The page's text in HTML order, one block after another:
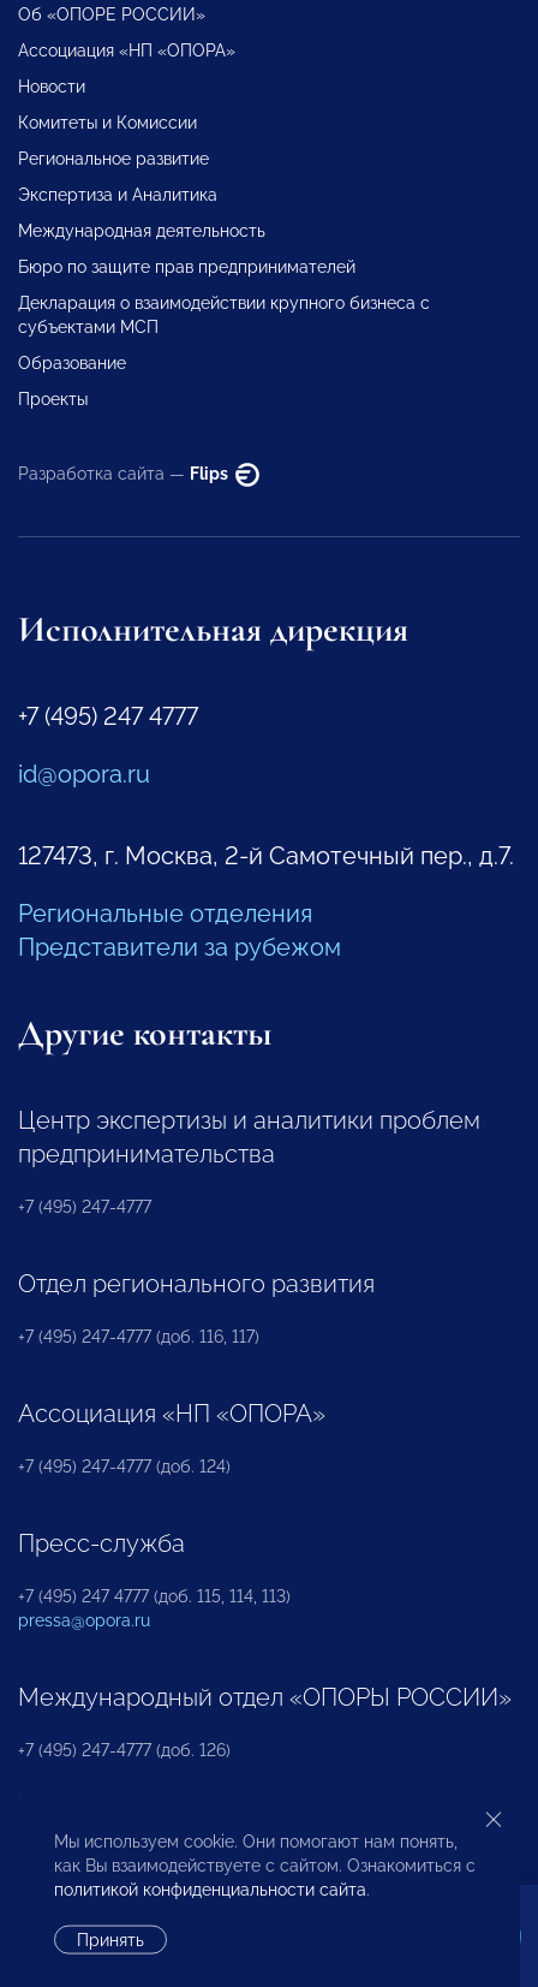
Об «ОПОРЕ РОССИИ»
Ассоциация «НП «ОПОРА»
Новости
Комитеты и Комиссии
Региональное развитие
Экспертиза и Аналитика
Международная деятельность
Бюро по защите прав предпринимателей
Декларация о взаимодействии крупного бизнеса с
субъектами МСП
Образование
Проекты
Разработка сайта — Flips
Исполнительная дирекция
+7 (495) 247 4777
id@opora.ru
127473, г. Москва, 2-й Самотечный пер., д.7.
Региональные отделения
Представители за рубежом
Другие контакты
Центр экспертизы и аналитики проблем
предпринимательства
+7 (495) 247-4777
Отдел регионального развития
+7 (495) 247-4777 (доб. 116, 117)
Ассоциация «НП «ОПОРА»
+7 (495) 247-4777 (доб. 124)
Пресс-служба
+7 (495) 247 4777 (доб. 115, 114, 113)
pressa@opora.ru
Международный отдел «ОПОРЫ РОССИИ»
+7 (495) 247-4777 (доб. 126)
Бюро по защите прав предпринимателей и
инвесторов
Мы используем cookie. Они помогают нам понять,
как Вы взаимодействуете с сайтом. Ознакомиться с
политикой конфиденциальности сайта.
Принять